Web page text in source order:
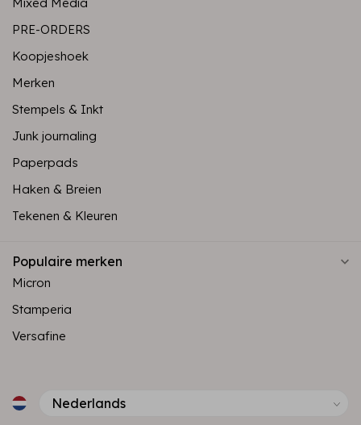
PRE-ORDERS
Koopjeshoek
Merken
Stempels & Inkt
Junk journaling
Paperpads
Haken & Breien
Tekenen & Kleuren
Populaire merken
Micron
Stamperia
Versafine